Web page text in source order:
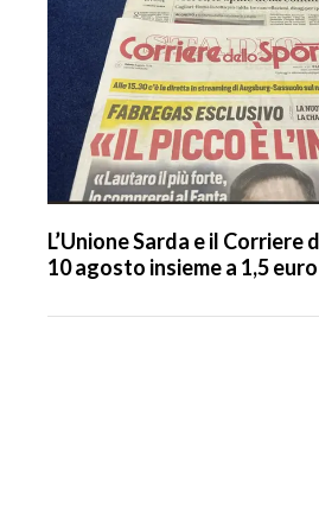
L’Unione Sarda e il
10 agosto insieme a 1,5 euro